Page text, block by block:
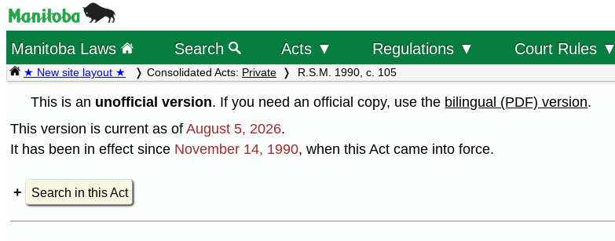
Manitoba Laws Search Acts ▼ Regulations ▼ Court Rules ▼
★ New site layout ★ Consolidated Acts: Private R.S.M. 1990, c. 105
This is an unofficial version. If you need an official copy, use the bilingual (PDF) version.
This version is current as of August 5, 2026.
It has been in effect since November 14, 1990, when this Act came into force.
Search in this Act